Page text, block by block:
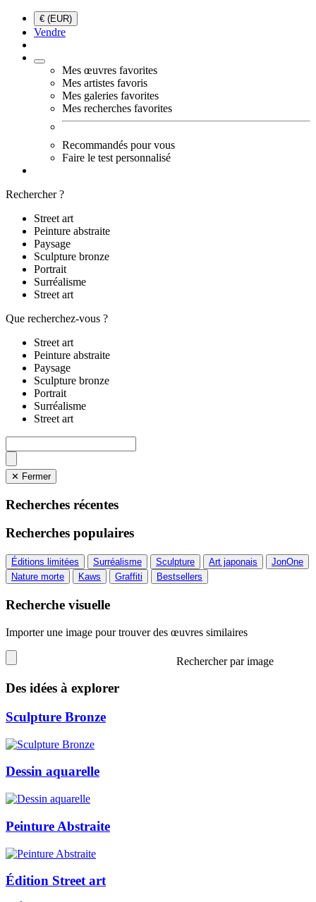
€ (EUR)
Vendre
Mes œuvres favorites
Mes artistes favoris
Mes galeries favorites
Mes recherches favorites
Recommandés pour vous
Faire le test personnalisé
Rechercher ?
Street art
Peinture abstraite
Paysage
Sculpture bronze
Portrait
Surréalisme
Street art
Que recherchez-vous ?
Street art
Peinture abstraite
Paysage
Sculpture bronze
Portrait
Surréalisme
Street art
✕ Fermer
Recherches récentes
Recherches populaires
Éditions limitées Surréalisme Sculpture Art japonais
JonOne
Nature morte
Kaws Graffiti Bestsellers
Recherche visuelle
Importer une image pour trouver des œuvres similaires
Rechercher par image
Des idées à explorer
Sculpture Bronze
Dessin aquarelle
Peinture Abstraite
Édition Street art